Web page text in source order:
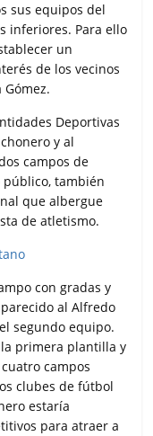
sus equipos del
inferiores. Para ello
un
de los vecinos
Gómez.
Deportivas
y al
campos de
público, también
que albergue
de atletismo.
con gradas y
al Alfredo
segundo equipo.
primera plantilla y
campos
clubes de fútbol
estaría
para atraer a